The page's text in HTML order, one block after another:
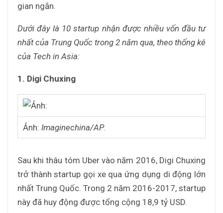
gian ngắn.
Dưới đây là 10 startup nhận được nhiều vốn đầu tư
nhất của Trung Quốc trong 2 năm qua, theo thống kê
của Tech in Asia:
1. Digi Chuxing
Ảnh: Imaginechina/AP.
Sau khi thâu tóm Uber vào năm 2016, Digi Chuxing
trở thành startup gọi xe qua ứng dụng di động lớn
nhất Trung Quốc. Trong 2 năm 2016-2017, startup
này đã huy động được tổng cộng 18,9 tỷ USD.